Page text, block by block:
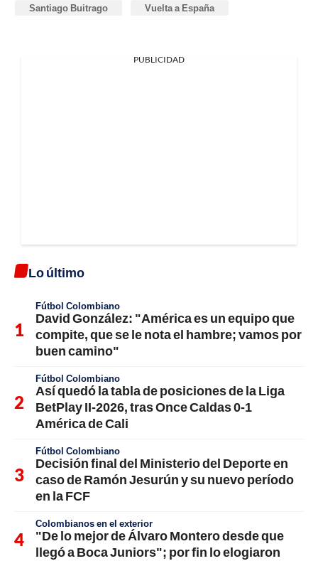
Santiago Buitrago Vuelta a España
PUBLICIDAD
Lo último
Fútbol Colombiano
David González: "América es un equipo que
compite, que se le nota el hambre; vamos por
buen camino"
Fútbol Colombiano
Así quedó la tabla de posiciones de la Liga
BetPlay II-2026, tras Once Caldas 0-1
América de Cali
Fútbol Colombiano
Decisión final del Ministerio del Deporte en
caso de Ramón Jesurún y su nuevo período
en la FCF
Colombianos en el exterior
"De lo mejor de Álvaro Montero desde que
llegó a Boca Juniors"; por fin lo elogiaron